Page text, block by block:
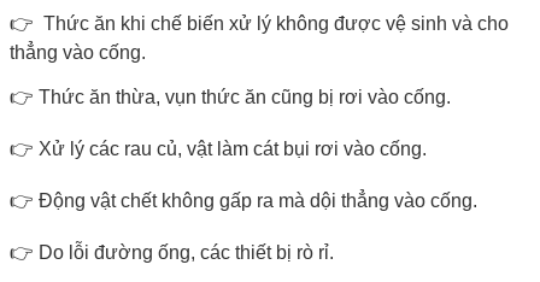
👉 Thức ăn khi chế biến xử lý không được vệ sinh và cho
thẳng vào cống.
👉 Thức ăn thừa, vụn thức ăn cũng bị rơi vào cống.
👉 Xử lý các rau củ, vật làm cát bụi rơi vào cống.
👉 Động vật chết không gấp ra mà dội thẳng vào cống.
👉 Do lỗi đường ống, các thiết bị rò rỉ.